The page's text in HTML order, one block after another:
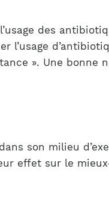
des
». Une
son milieu
effet sur le